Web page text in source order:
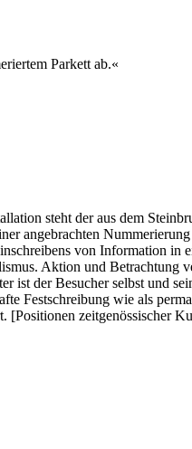
Parkett ab.«
steht der aus dem
angebrachten
von Information in
Aktion und
ist der Besucher selbst
Festschreibung wie als
zeitgenössischer